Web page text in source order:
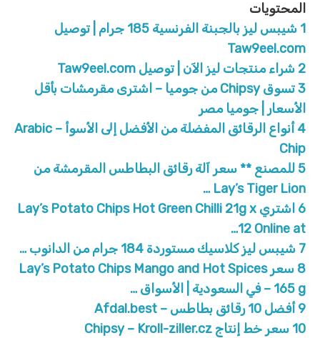
المحتويات
1
شيبس ليز بالجبنة الفرنسية 185 جرام | توصيل
Taw9eel.com
2 شراء منتجات ليز الآن | توصيل Taw9eel.com
3
تسوق Chipsy من جوميا – اشترى مقرمشات بأقل
الأسعار | جوميا مصر
4
أنواع الرقائق المفضلة من الأفضل إلى الأسوأ – Arabic
Chip
5 للمصنع ** سعر آلة رقائق البطاطس المقرمشة من
Lay’s Tiger Lion …
6
اشتري Lay’s Potato Chips Hot Green Chilli 21g x
12 Online at…
7 شيبس ليز كلاسيك مستوردة 184 جرام من الدانوب …
8
سعر Lay’s Potato Chips Mango and Hot Spices
– 165 g في السعودية | الأسواق …
9 أفضل 10 رقائق بطاطس – Afdal.best
10 سعر خط إنتاج Chipsy – Kroll-ziller.cz